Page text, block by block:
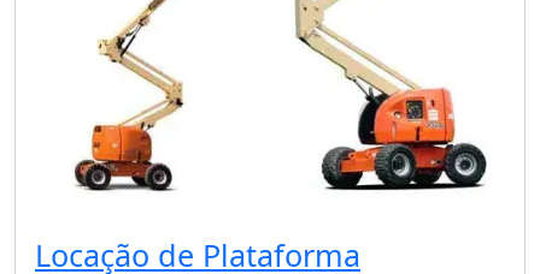
Locação de Plataforma